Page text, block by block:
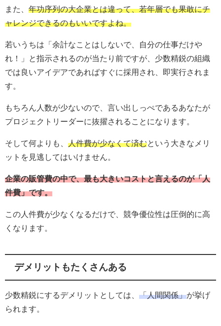
また、 年功序列の大企業とは違って、若年層でも果敢にチ
ャレンジできるのもいいですよね。
若いうちは「余計なことはしないで、自分の仕事だけや
れ！」と指示されるのが当たり前ですが、少数精鋭の組織
では良いアイデアであればすぐに採用され、即実行されま
す。
もちろん人数が少ないので、言い出しっぺであるあなたが
プロジェクトリーダーに抜擢されることになります。
そして何よりも、 人件費が少なくて済むという大きなメリ
ットを見逃してはいけません。
企業の販管費の中で、最も大きいコストと言えるのが「人
件費」です。
この人件費が少なくなるだけで、競争優位性は圧倒的に高
くなります。
デメリットもたくさんある
少数精鋭にするデメリットとしては、 「人間関係」が挙げ
られます。